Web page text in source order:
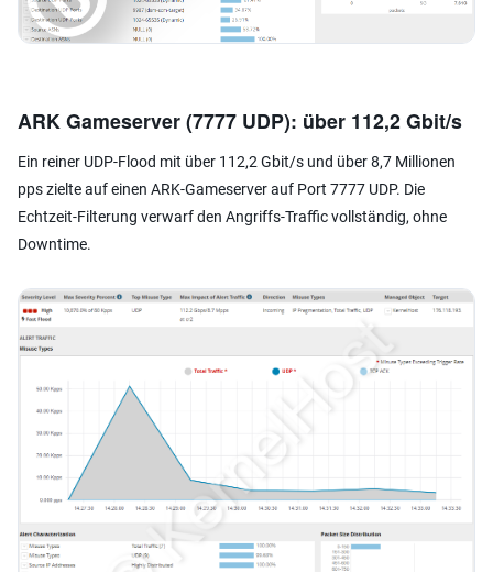
ARK Gameserver (7777 UDP): über 112,2 Gbit/s
Ein reiner UDP-Flood mit über 112,2 Gbit/s und über 8,7 Millionen
pps zielte auf einen ARK-Gameserver auf Port 7777 UDP. Die
Echtzeit-Filterung verwarf den Angriffs-Traffic vollständig, ohne
Downtime.